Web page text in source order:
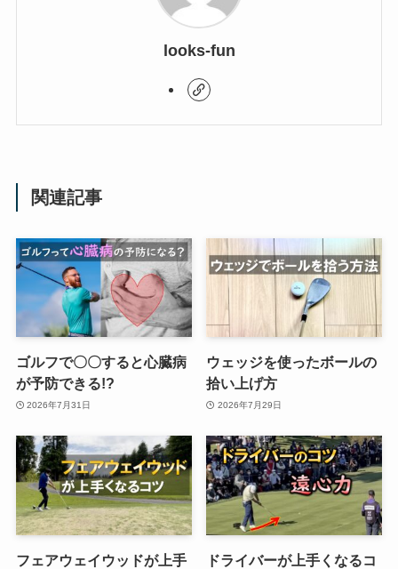
looks-fun
関連記事
ゴルフで〇〇すると心臓病
が予防できる!?
2026年7月31日
ウェッジを使ったボールの
拾い上げ方
2026年7月29日
フェアウェイウッドが上手
ドライバーが上手くなるコ